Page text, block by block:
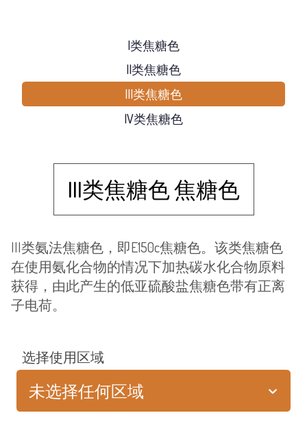
I类焦糖色
II类焦糖色
III类焦糖色
IV类焦糖色
III类焦糖色 焦糖色
III类氨法焦糖色，即E150c焦糖色。该类焦糖色
在使用氨化合物的情况下加热碳水化合物原料
获得，由此产生的低亚硫酸盐焦糖色带有正离
子电荷。
选择使用区域
未选择任何区域